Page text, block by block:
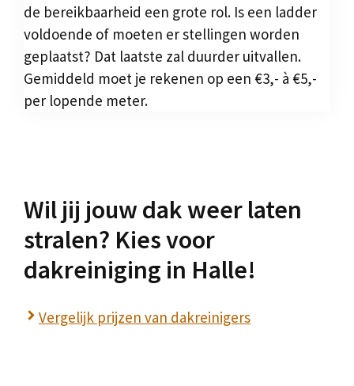
de bereikbaarheid een grote rol. Is een ladder
voldoende of moeten er stellingen worden
geplaatst? Dat laatste zal duurder uitvallen.
Gemiddeld moet je rekenen op een €3,- à €5,-
per lopende meter.
Wil jij jouw dak weer laten
stralen? Kies voor
dakreiniging in Halle!
Vergelijk prijzen van dakreinigers